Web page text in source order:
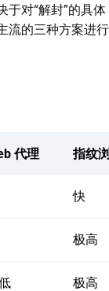
于对“解封”的具体
流的三种方案进行
代理 指纹
快
极高
极高